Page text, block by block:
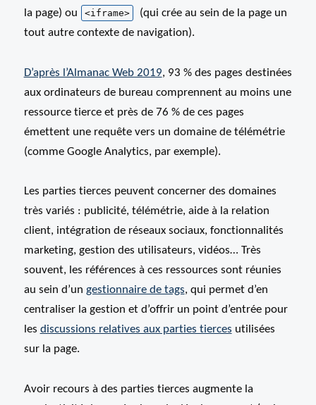
la page) ou
<iframe>
(qui crée au sein de la page un
tout autre contexte de navigation).
D’après l’Almanac Web 2019, 93 % des pages destinées
aux ordinateurs de bureau comprennent au moins une
ressource tierce et près de 76 % de ces pages
émettent une requête vers un domaine de télémétrie
(comme Google Analytics, par exemple).
Les parties tierces peuvent concerner des domaines
très variés : publicité, télémétrie, aide à la relation
client, intégration de réseaux sociaux, fonctionnalités
marketing, gestion des utilisateurs, vidéos… Très
souvent, les références à ces ressources sont réunies
au sein d’un gestionnaire de tags, qui permet d’en
centraliser la gestion et d’offrir un point d’entrée pour
les discussions relatives aux parties tierces utilisées
sur la page.
Avoir recours à des parties tierces augmente la